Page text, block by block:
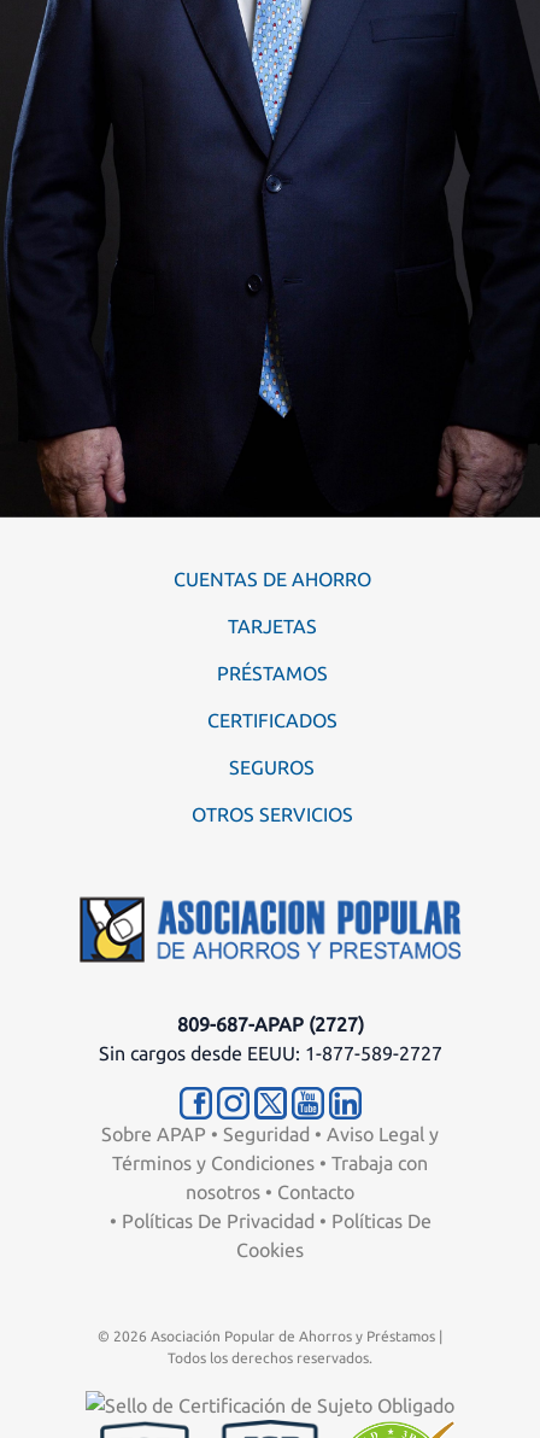
CUENTAS DE AHORRO
TARJETAS
PRÉSTAMOS
CERTIFICADOS
SEGUROS
OTROS SERVICIOS
809-687-APAP (2727)
Sin cargos desde EEUU: 1-877-589-2727
Sobre APAP • Seguridad • Aviso Legal y
Términos y Condiciones • Trabaja con
nosotros • Contacto
• Políticas De Privacidad • Políticas De
Cookies
© 2026 Asociación Popular de Ahorros y Préstamos |
Todos los derechos reservados.